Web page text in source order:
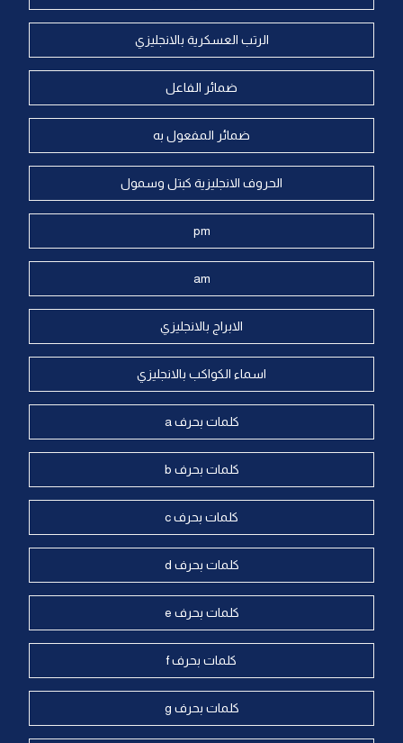
الرتب العسكرية بالانجليزي
ضمائر الفاعل
ضمائر المفعول به
الحروف الانجليزية كبتل وسمول
pm
am
الابراج بالانجليزي
اسماء الكواكب بالانجليزي
كلمات بحرف a
كلمات بحرف b
كلمات بحرف c
كلمات بحرف d
كلمات بحرف e
كلمات بحرف f
كلمات بحرف g